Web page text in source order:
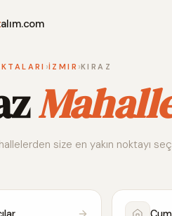
alım.com
›İZMIR ›KIRAZ
size en yakın noktayı